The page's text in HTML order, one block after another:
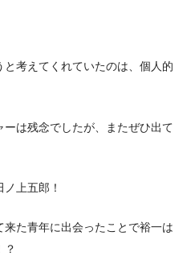
と考えてくれていたのは、個人的
は残念でしたが、またぜひ出て
上五郎！
た青年に出会ったことで裕一は
？